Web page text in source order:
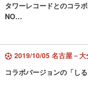
タワーレコードとのコラ
NO…
2019/10/05 名古屋－大
コラボバージョンの「しる